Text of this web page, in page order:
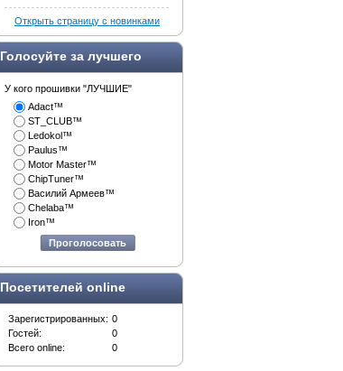
Открыть страницу с новинками
Голосуйте за лучшего
У кого прошивки "ЛУЧШИЕ"
Adact™
ST_CLUB™
Ledokol™
Paulus™
Motor Master™
ChipTuner™
Василий Армеев™
Chelaba™
Iron™
Проголосовать
Посетителей online
Зарегистрированных: 0
Гостей:
0
Всего online:
0